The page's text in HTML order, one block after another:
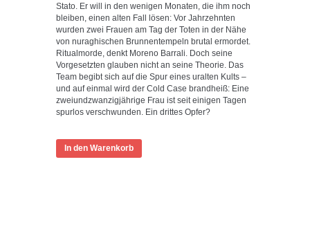
Stato. Er will in den wenigen Monaten, die ihm noch
bleiben, einen alten Fall lösen: Vor Jahrzehnten
wurden zwei Frauen am Tag der Toten in der Nähe
von nuraghischen Brunnentempeln brutal ermordet.
Ritualmorde, denkt Moreno Barrali. Doch seine
Vorgesetzten glauben nicht an seine Theorie. Das
Team begibt sich auf die Spur eines uralten Kults –
und auf einmal wird der Cold Case brandheiß: Eine
zweiundzwanzigjährige Frau ist seit einigen Tagen
spurlos verschwunden. Ein drittes Opfer?
In den Warenkorb